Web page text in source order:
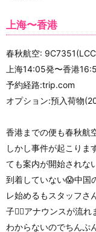
上海〜香港
春秋航空:
上海14:05発〜香港
予約経路:trip.com
オプション:預入荷物
香港までの便も春秋航
しかし事件が起こりま
ても案内が開始されな
到着していない😱中国
レ始めるもスタッフさ
子🤦‍♀️アナウンスが流
わからないのでちんぷ